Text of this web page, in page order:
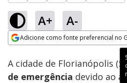
A+ A-
Adicione como fonte preferencial no
Ativar
Loaded
25.57%
A cidade de Florianópolis
de emergência devido ao